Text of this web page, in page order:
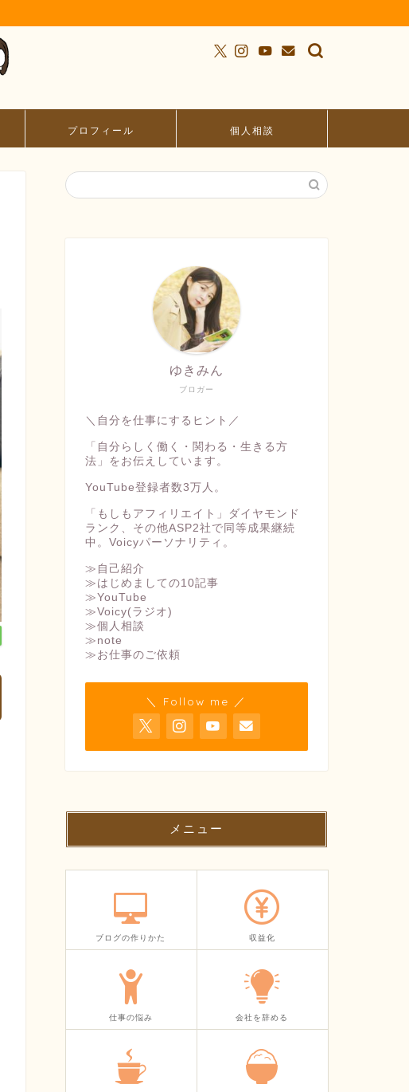
プロフィール 個人相談
ブロガー
ゆきみん
＼自分を仕事にするヒント／
「自分らしく働く・関わる・生きる方
法」をお伝えしています。
YouTube登録者数3万人。
「もしもアフィリエイト」ダイヤモンド
ランク、その他ASP2社で同等成果継続
中。Voicyパーソナリティ。
≫自己紹介
≫はじめましての10記事
≫YouTube
≫Voicy(ラジオ)
≫個人相談
≫note
≫お仕事のご依頼
＼ Follow me ／
メニュー
ブログの作りかた 収益化
仕事の悩み 会社を辞める